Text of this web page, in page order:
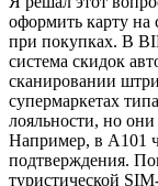
оформить карту на
при покупках. В
система скидок
сканировании
супермаркетах
лояльности, но
Например, в A101
подтверждения.
туристической